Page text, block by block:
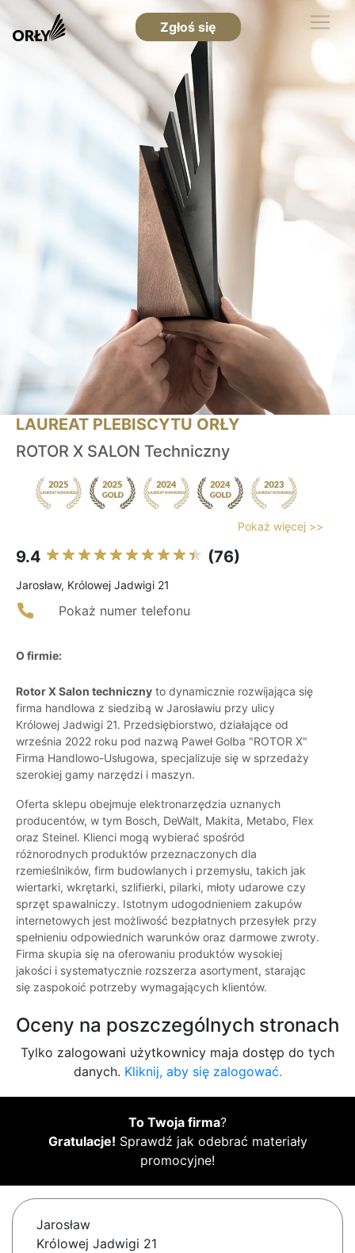
Zgłoś się
LAUREAT PLEBISCYTU ORŁY
ROTOR X SALON Techniczny
Pokaż więcej >>
9.4 (76)
Jarosław, Królowej Jadwigi 21
Pokaż numer telefonu
O firmie:
Rotor X Salon techniczny to dynamicznie rozwijająca się
firma handlowa z siedzibą w Jarosławiu przy ulicy
Królowej Jadwigi 21. Przedsiębiorstwo, działające od
września 2022 roku pod nazwą Paweł Golba "ROTOR X"
Firma Handlowo-Usługowa, specjalizuje się w sprzedaży
szerokiej gamy narzędzi i maszyn.
Oferta sklepu obejmuje elektronarzędzia uznanych
producentów, w tym Bosch, DeWalt, Makita, Metabo, Flex
oraz Steinel. Klienci mogą wybierać spośród
różnorodnych produktów przeznaczonych dla
rzemieślników, firm budowlanych i przemysłu, takich jak
wiertarki, wkrętarki, szlifierki, pilarki, młoty udarowe czy
sprzęt spawalniczy. Istotnym udogodnieniem zakupów
internetowych jest możliwość bezpłatnych przesyłek przy
spełnieniu odpowiednich warunków oraz darmowe zwroty.
Firma skupia się na oferowaniu produktów wysokiej
jakości i systematycznie rozszerza asortyment, starając
się zaspokoić potrzeby wymagających klientów.
Oceny na poszczególnych stronach
Tylko zalogowani użytkownicy maja dostęp do tych
danych. Kliknij, aby się zalogować.
To Twoja firma?
Gratulacje! Sprawdź jak odebrać materiały
promocyjne!
Jarosław
Królowej Jadwigi 21